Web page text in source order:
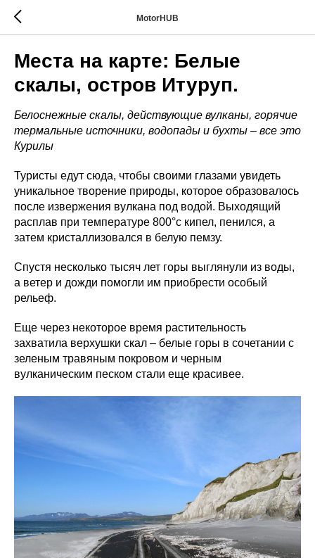
MotorHUB
Места на карте: Белые
скалы, остров Итуруп.
Белоснежные скалы, действующие вулканы, горячие
термальные источники, водопады и бухты – все это
Курилы
Туристы едут сюда, чтобы своими глазами увидеть
уникальное творение природы, которое образовалось
после извержения вулкана под водой. Выходящий
расплав при температуре 800°с кипел, пенился, а
затем кристаллизовался в белую пемзу.
Спустя несколько тысяч лет горы выглянули из воды,
а ветер и дожди помогли им приобрести особый
рельеф.
Еще через некоторое время растительность
захватила верхушки скал – белые горы в сочетании с
зеленым травяным покровом и черным
вулканическим песком стали еще красивее.